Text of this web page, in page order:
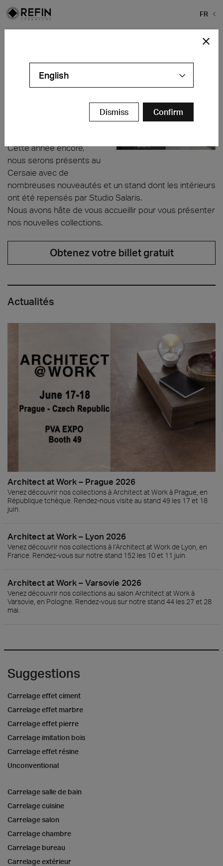
FR
Bologna Fiere
Hall 30 – Stand C28 D27
Cette année encore,
nous serons présents au
Cersaie avec de
nombreuses nouveautés et un stand dont les intérieurs
ont été repensés par Studio Salaris.
Nous avons hâte de vous accueillir pour vous présenter
nos nouvelles collections.
Obtenez votre billet gratuit
Actualités
Architect at Work – Prague 2026
Venez découvrir nos collections à Architect at Work à Prague, en
République tchèque. Rendez-nous visite au stand 49 les 17 et 18
juin.
Architect at Work – Lyon 2026
Venez découvrir nos collections à l’Architect at Work de Lyon, en
France. Rendez-vous sur notre stand 152 les 10 et 11 juin.
Architect at Work – Varsovie 2026
Venez découvrir nos collections au salon Architect at Work à
Varsovie, en Pologne. Rendez-vous sur notre stand 44 les 27 et 28
mai.
Suggestions
Carrelage effet ciment
Carrelage effet marbre
Carrelage effet pierre
Carrelage imitation bois
Carrelage effet résine
Unconventional
Carrelage salle de bain
Carrelage cuisine
Carrelage salon
Carrelage chambre
Carrelage bureau
Carrelage extérieur
English
Dismiss Confirm